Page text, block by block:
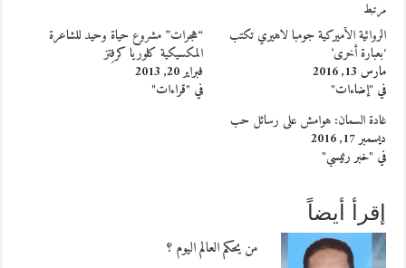
مرتبط
الروائية الأميركية جومبا لاهيري تكتب
‘بعبارة أخرى’
مارس 13, 2016
في "إضاءات"
“هجرات” مشروع حياة وحيد للشاعرة
المكسيكية كلوريا كرفِتز
فبراير 20, 2013
في "قراءات"
غادة السمان: هوامش على رسائل حب
ديسمبر 17, 2016
في "خبر رئيسي"
إقرأ أيضاً
من يحكم العالم اليوم ؟